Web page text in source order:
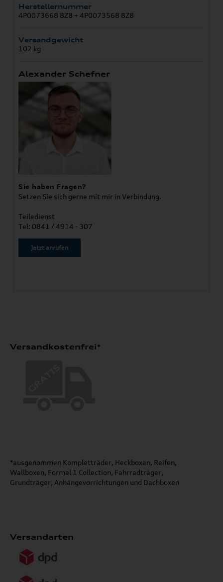
Herstellernummer
4P0073668 8Z8 + 4P0073568 8Z8
Versandgewicht
102 kg
Alexander Schefner
Sie haben Fragen?
Setzen Sie sich gerne mit mir in Verbindung.
Teiledienst
Tel: 0841 / 4914 - 307
Jetzt anrufen
Versandkostenfrei*
*ausgenommen Kompletträder, Heckboxen, Reifen,
Wallboxen, Formel 1 Collection, Fahrradträger,
Grundträger, Anhängevorrichtungen und Dachboxen
Versandarten